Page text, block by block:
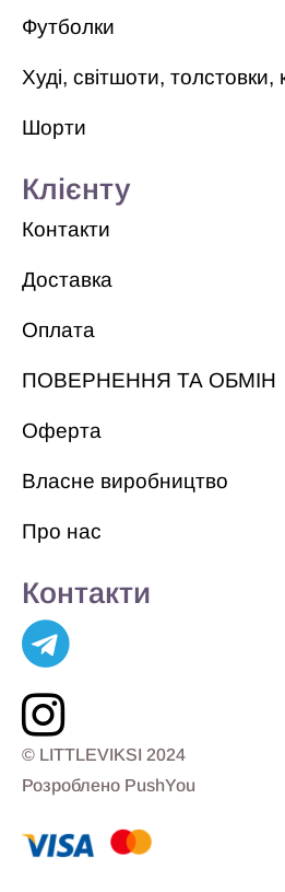
Футболки
Худі, світшоти, толстовки,
Шорти
Клієнту
Контакти
Доставка
Оплата
ПОВЕРНЕННЯ ТА ОБМІН
Оферта
Власне виробництво
Про нас
Контакти
© LITTLEVIKSI 2024
Розроблено PushYou